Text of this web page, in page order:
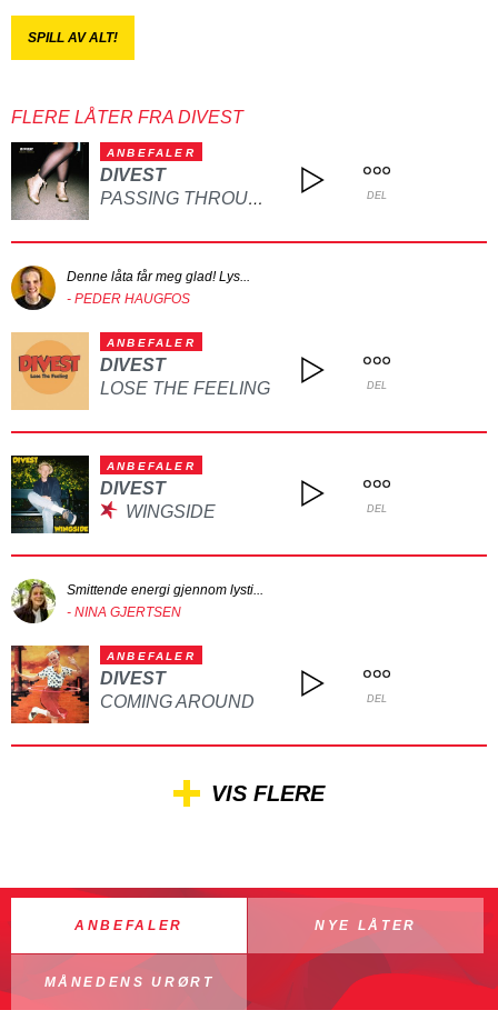
SPILL AV ALT!
FLERE LÅTER FRA DIVEST
ANBEFALER
DIVEST
PASSING THROUGH DEL
Denne låta får meg glad! Lys...
- PEDER HAUGFOS
ANBEFALER
DIVEST
LOSE THE FEELING
DEL
ANBEFALER
DIVEST
WINGSIDE
DEL
Smittende energi gjennom lysti...
- NINA GJERTSEN
ANBEFALER
DIVEST
COMING AROUND
DEL
VIS FLERE
ANBEFALER NYE LÅTER
MÅNEDENS URØRT